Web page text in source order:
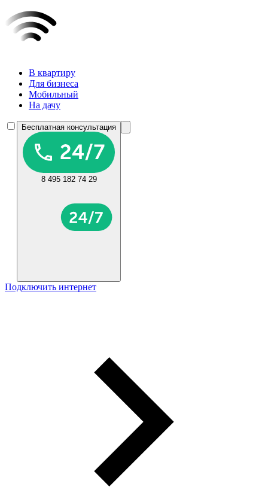
В квартиру
Для бизнеса
Мобильный
На дачу
Бесплатная консультация
8 495 182 74 29
Подключить интернет